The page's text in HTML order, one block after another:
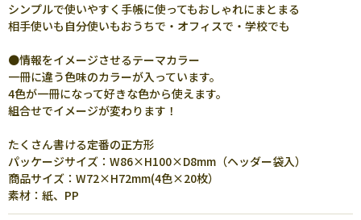
シンプルで使いやすく手帳に使ってもおしゃれにまとまる
相手使いも自分使いもおうちで・オフィスで・学校でも
●情報をイメージさせるテーマカラー
一冊に違う色味のカラーが入っています。
4色が一冊になって好きな色から使えます。
組合せでイメージが変わります！
たくさん書ける定番の正方形
パッケージサイズ：W86×H100×D8mm（ヘッダー袋入）
商品サイズ：W72×H72mm(4色×20枚）
素材：紙、PP